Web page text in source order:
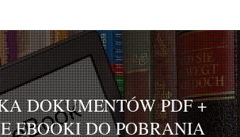
DOKUMENTÓW PDF +
EBOOKI DO POBRANIA